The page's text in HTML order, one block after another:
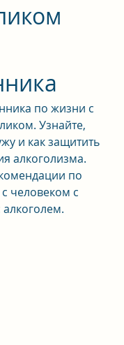
по жизни с
Узнайте,
и как защитить
алкоголизма.
по
человеком с